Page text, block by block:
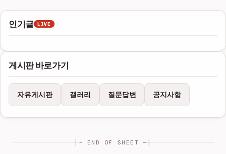
인기글 LIVE
게시판 바로가기
자유게시판 갤러리 질문답변 공지사항
├─ END OF SHEET ─┤